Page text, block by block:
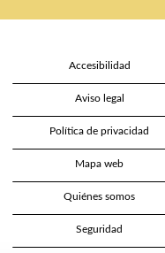
Accesibilidad
Aviso legal
Política de privacidad
Mapa web
Quiénes somos
Seguridad